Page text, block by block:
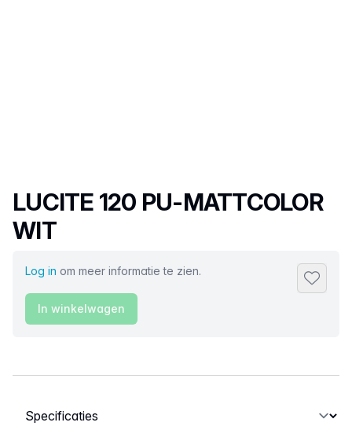
Productnaam
LUCITE 120 PU-MATTCOLOR
WIT
Log in om meer informatie te zien.
In winkelwagen
Selecteer een tabblad